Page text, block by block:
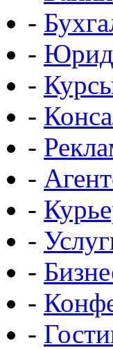
-
-
-
-
-
-
-
-
-
-
-